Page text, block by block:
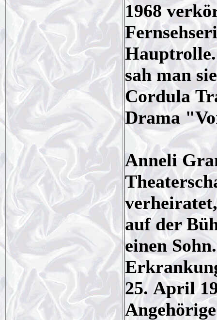
1968
sah man
Cordula
Drama
Anneli
auf der
einen
25. April